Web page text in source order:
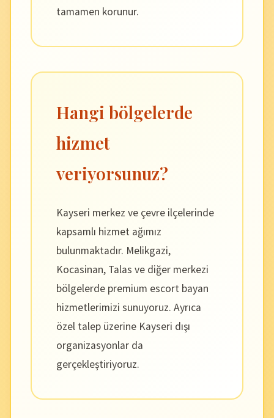
tamamen korunur.
Hangi bölgelerde
hizmet
veriyorsunuz?
Kayseri merkez ve çevre ilçelerinde
kapsamlı hizmet ağımız
bulunmaktadır. Melikgazi,
Kocasinan, Talas ve diğer merkezi
bölgelerde premium escort bayan
hizmetlerimizi sunuyoruz. Ayrıca
özel talep üzerine Kayseri dışı
organizasyonlar da
gerçekleştiriyoruz.